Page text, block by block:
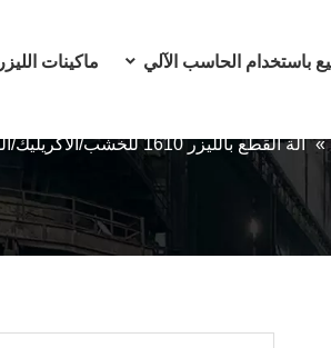
ماكينات الليزر باستخدام الحاسب الآلي
» آلة القطع بالليزر 1610 للخشب/الأكريليك/الورق بسعر جيد